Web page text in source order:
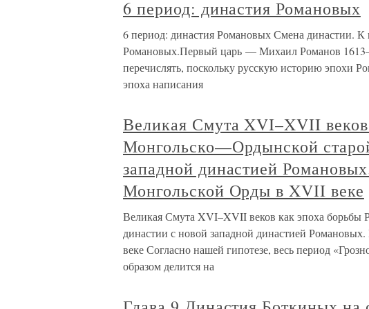
6 период: династия Романовых
6 период: династия Романовых Смена династии. К
Романовых.Первый царь — Михаил Романов
перечислять, поскольку русскую историю эпохи
эпоха написания
Великая Смута XVI–XVII
Монгольско—Ордынской
западной династией
Монгольской Орды в XVII веке
Великая Смута XVI–XVII веков как эпоха борьбы
династии с новой западной династией
веке Согласно нашей гипотезе, весь период
образом делится на